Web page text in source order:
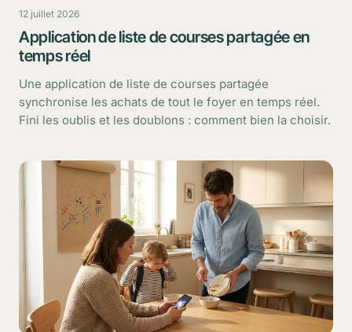
12 juillet 2026
Application de liste de courses partagée en
temps réel
Une application de liste de courses partagée
synchronise les achats de tout le foyer en temps réel.
Fini les oublis et les doublons : comment bien la choisir.